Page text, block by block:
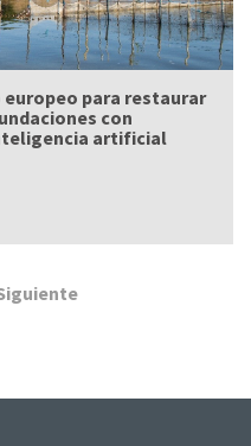
europeo para restaurar
con
artificial